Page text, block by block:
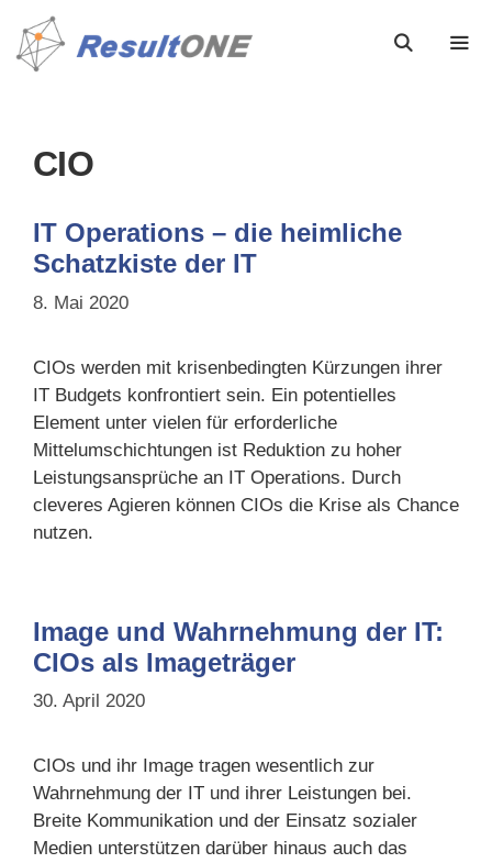
CIO
IT Operations – die heimliche
Schatzkiste der IT
8. Mai 2020
CIOs werden mit krisenbedingten Kürzungen ihrer
IT Budgets konfrontiert sein. Ein potentielles
Element unter vielen für erforderliche
Mittelumschichtungen ist Reduktion zu hoher
Leistungsansprüche an IT Operations. Durch
cleveres Agieren können CIOs die Krise als Chance
nutzen.
Image und Wahrnehmung der IT:
CIOs als Imageträger
30. April 2020
CIOs und ihr Image tragen wesentlich zur
Wahrnehmung der IT und ihrer Leistungen bei.
Breite Kommunikation und der Einsatz sozialer
Medien unterstützen darüber hinaus auch das